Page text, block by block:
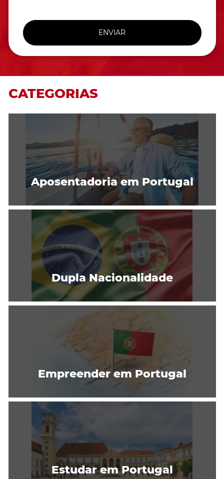
ENVIAR
CATEGORIAS
Aposentadoria em Portugal
Dupla Nacionalidade
Empreender em Portugal
Estudar em Portugal